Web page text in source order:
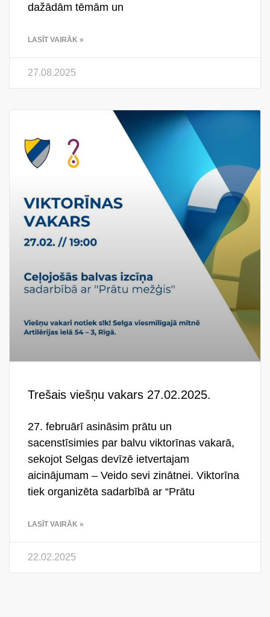
dažādām tēmām un
LASĪT VAIRĀK »
27.08.2025
Trešais viešņu vakars 27.02.2025.
27. februārī asināsim prātu un
sacenstīsimies par balvu viktorīnas vakarā,
sekojot Selgas devīzē ietvertajam
aicinājumam – Veido sevi zinātnei. Viktorīna
tiek organizēta sadarbībā ar “Prātu
LASĪT VAIRĀK »
22.02.2025